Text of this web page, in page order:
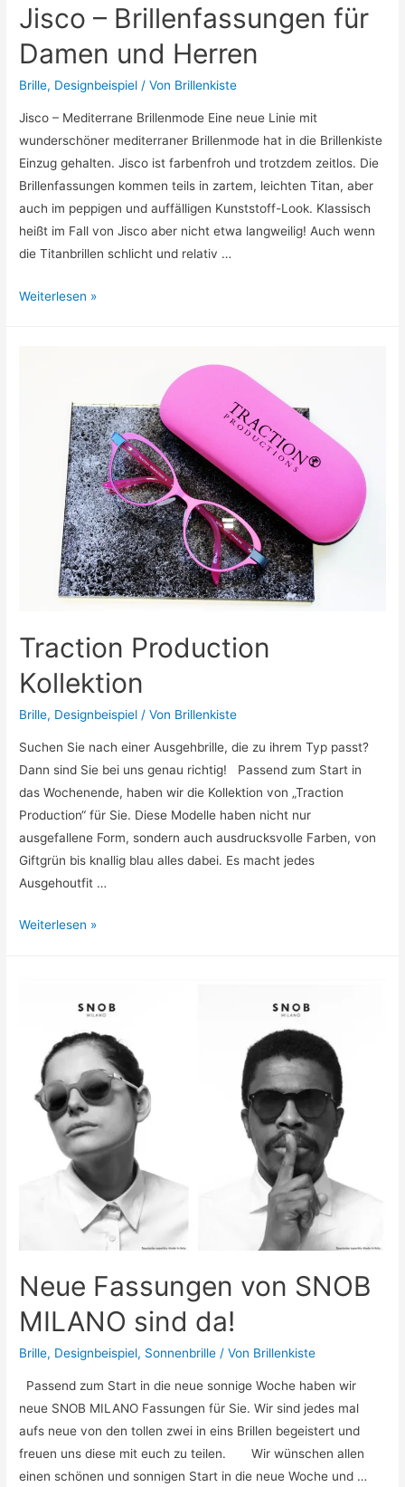
Jisco – Brillenfassungen für
Damen und Herren
Brille, Designbeispiel / Von Brillenkiste
Jisco – Mediterrane Brillenmode Eine neue Linie mit
wunderschöner mediterraner Brillenmode hat in die Brillenkiste
Einzug gehalten. Jisco ist farbenfroh und trotzdem zeitlos. Die
Brillenfassungen kommen teils in zartem, leichten Titan, aber
auch im peppigen und auffälligen Kunststoff-Look. Klassisch
heißt im Fall von Jisco aber nicht etwa langweilig! Auch wenn
die Titanbrillen schlicht und relativ …
Jisco
Weiterlesen »
Traction Production
Kollektion
Brille, Designbeispiel / Von Brillenkiste
Suchen Sie nach einer Ausgehbrille, die zu ihrem Typ passt?
Dann sind Sie bei uns genau richtig! Passend zum Start in
das Wochenende, haben wir die Kollektion von „Traction
Production“ für Sie. Diese Modelle haben nicht nur
ausgefallene Form, sondern auch ausdrucksvolle Farben, von
Giftgrün bis knallig blau alles dabei. Es macht jedes
Ausgehoutfit …
Traction
Weiterlesen »
Neue Fassungen von SNOB
MILANO sind da!
Brille, Designbeispiel, Sonnenbrille / Von Brillenkiste
Passend zum Start in die neue sonnige Woche haben wir
neue SNOB MILANO Fassungen für Sie. Wir sind jedes mal
aufs neue von den tollen zwei in eins Brillen begeistert und
freuen uns diese mit euch zu teilen. Wir wünschen allen
einen schönen und sonnigen Start in die neue Woche und …